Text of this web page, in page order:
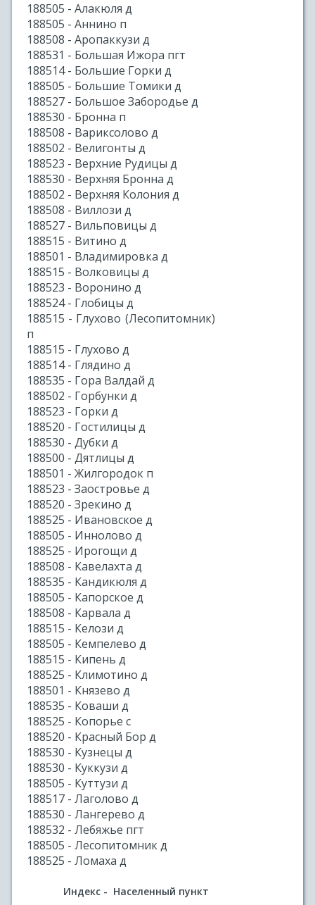
188505 - Алакюля д
188505 - Аннино п
188508 - Аропаккузи д
188531 - Большая Ижора пгт
188514 - Большие Горки д
188505 - Большие Томики д
188527 - Большое Забородье д
188530 - Бронна п
188508 - Вариксолово д
188502 - Велигонты д
188523 - Верхние Рудицы д
188530 - Верхняя Бронна д
188502 - Верхняя Колония д
188508 - Виллози д
188527 - Вильповицы д
188515 - Витино д
188501 - Владимировка д
188515 - Волковицы д
188523 - Воронино д
188524 - Глобицы д
188515 - Глухово (Лесопитомник)
п
188515 - Глухово д
188514 - Глядино д
188535 - Гора Валдай д
188502 - Горбунки д
188523 - Горки д
188520 - Гостилицы д
188530 - Дубки д
188500 - Дятлицы д
188501 - Жилгородок п
188523 - Заостровье д
188520 - Зрекино д
188525 - Ивановское д
188505 - Иннолово д
188525 - Ирогощи д
188508 - Кавелахта д
188535 - Кандикюля д
188505 - Капорское д
188508 - Карвала д
188515 - Келози д
188505 - Кемпелево д
188515 - Кипень д
188525 - Климотино д
188501 - Князево д
188535 - Коваши д
188525 - Копорье с
188520 - Красный Бор д
188530 - Кузнецы д
188530 - Куккузи д
188505 - Куттузи д
188517 - Лаголово д
188530 - Лангерево д
188532 - Лебяжье пгт
188505 - Лесопитомник д
188525 - Ломаха д
Индекс - Населенный пункт